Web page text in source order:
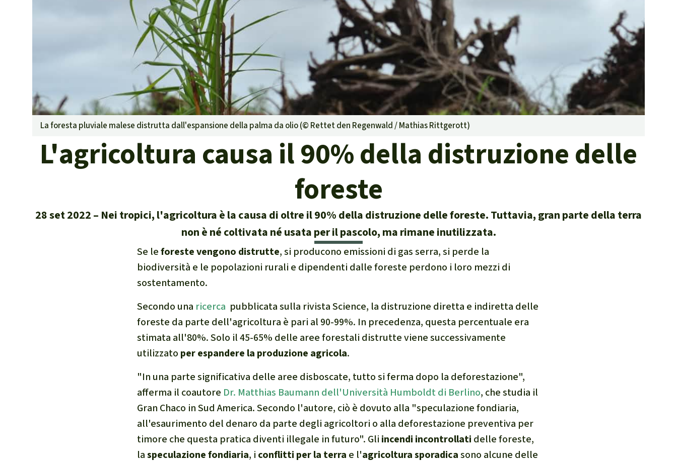
Landgrabbing
Difensori e Difensore
MDL
Soia
Chimalapas
Incendi
Domande e risposte
Alluminio
Criminalità ambientale,
Amazzonia
Problemi della certificazione
Domande e risposte
Commercio e traffico
internazionale di fauna e flora
selvatiche
Clima
Documento di sintesi sul clima
CPLI
Nestlé
Pandemia e ambientalismo
Cambiamento climatico
forestali
La foresta pluviale malese distrutta dall'espansione della palma da olio (© Rettet den Regenwald / Mathias Rittgerott)
L'agricoltura causa il 90% della distruzione delle
foreste
28 set 2022
Nei tropici, l'agricoltura è la causa di oltre il 90% della distruzione delle foreste. Tuttavia, gran parte della terra
non è né coltivata né usata per il pascolo, ma rimane inutilizzata.
Se leforeste vengono distrutte, si producono emissioni di gas serra, si perde la
biodiversità e le popolazioni rurali e dipendenti dalle foreste perdono i loro mezzi di
sostentamento.
Secondo una ricerca pubblicata sulla rivista Science, la distruzione diretta e indiretta delle
foreste da parte dell'agricoltura è pari al 90-99%. In precedenza, questa percentuale era
stimata all'80%. Solo il 45-65% delle aree forestali distrutte viene successivamente
utilizzato per espandere la produzione agricola.
"In una parte significativa delle aree disboscate, tutto si ferma dopo la deforestazione",
afferma il coautore Dr. Matthias Baumann dell'Università Humboldt di Berlino, che studia il
Gran Chaco in Sud America. Secondo l'autore, ciò è dovuto alla "speculazione fondiaria,
all'esaurimento del denaro da parte degli agricoltori o alla deforestazione preventiva per
timore che questa pratica diventi illegale in futuro". Gli incendi incontrollati delle foreste,
laspeculazione fondiaria, i conflitti per la terra e l'agricoltura sporadicasono alcune delle